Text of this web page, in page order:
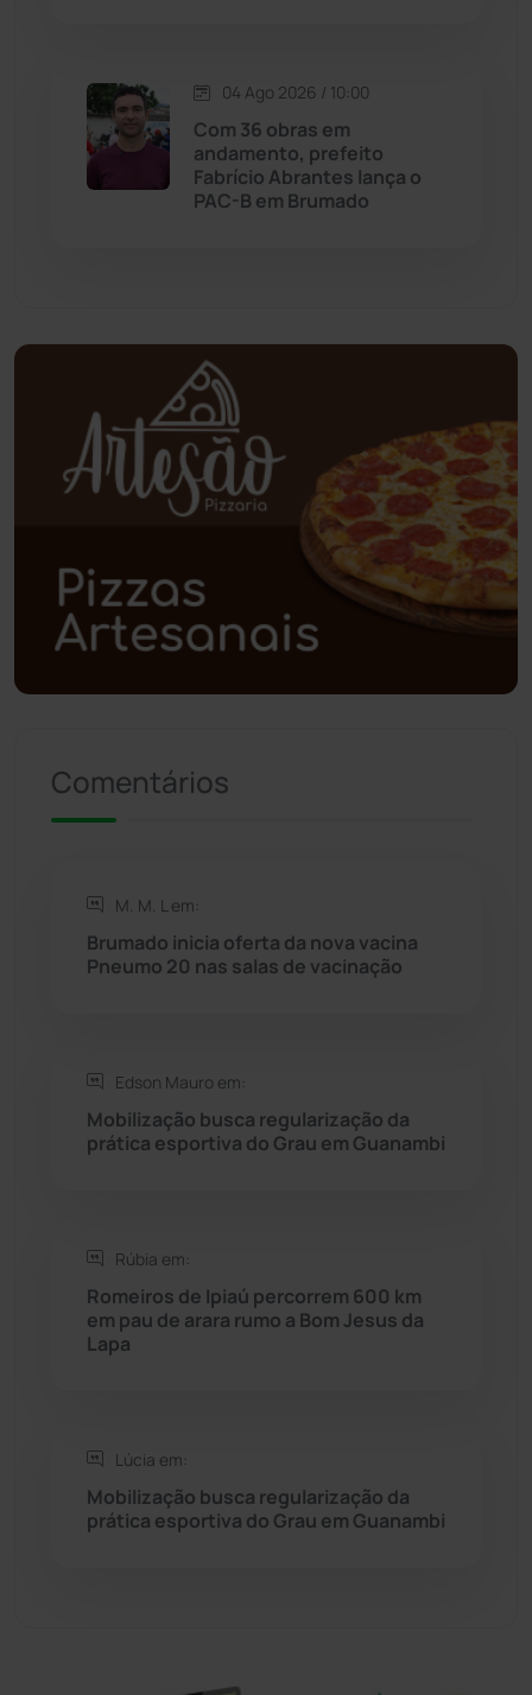
Palmas de Monte Alto
Paramirim
Poções (182)
Polícia Civil (59)
Polícia Militar (27)
Política (03)
Presidente Jânio Qu... (125)
Rio de Contas
Rio do Antônio
Rio do Pires
Seabra
Sebastião Laranjeiras (96)
Sudoeste Baiano
Tanhaçu
04 Ago 2026 / 10:00
Com 36 obras em
andamento, prefeito
Fabrício Abrantes lança o
PAC-B em Brumado
Comentários
M. M. L em:
Brumado inicia oferta da nova vacina
Pneumo 20 nas salas de vacinação
Edson Mauro em:
Mobilização busca regularização da
prática esportiva do Grau em Guanambi
Rúbia em:
Romeiros de Ipiaú percorrem 600 km
em pau de arara rumo a Bom Jesus da
Lapa
Lúcia em:
Mobilização busca regularização da
prática esportiva do Grau em Guanambi